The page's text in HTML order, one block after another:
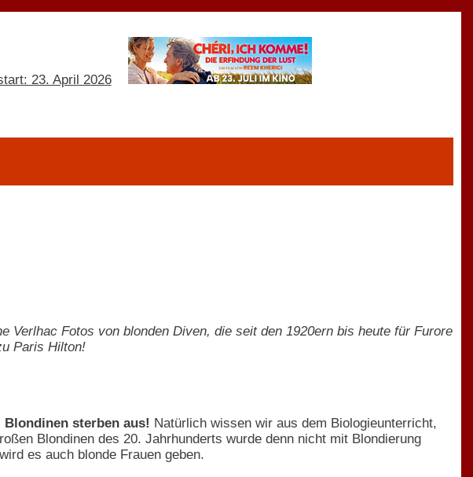
Verlhac Fotos von blonden Diven, die seit den 1920ern bis heute für Furore
Paris Hilton!
Blondinen sterben aus! Natürlich wissen wir aus dem Biologieunterricht,
Blondinen des 20. Jahrhunderts wurde denn nicht mit Blondierung
es auch blonde Frauen geben.